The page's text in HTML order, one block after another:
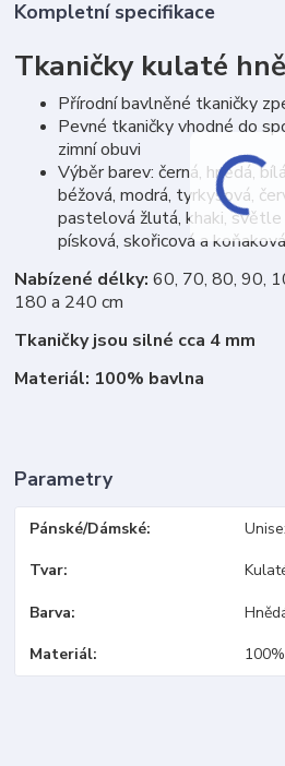
Kompletní specifikace
Tkaničky kulaté
Přírodní bavlněné tkaničky
Pevné tkaničky vhodné do
zimní obuvi
Výběr barev: černá, hnědá,
béžová, modrá, tyrkysová,
pastelová žlutá, khaki,
písková, skořicová a koňaková
Nabízené délky: 60, 70, 80, 90,
180 a 240 cm
Tkaničky jsou silné cca 4 mm
Materiál: 100% bavlna
Parametry
Pánské/Dámské
Tvar
Barva
Materiál